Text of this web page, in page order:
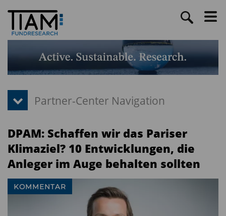
DPAM: Schaffen wir das Pariser
Klimaziel? 10 Entwicklungen, die
Anleger im Auge behalten sollten
KOMMENTAR